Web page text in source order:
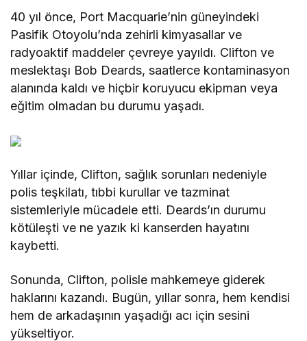
40 yıl önce, Port Macquarie’nin güneyindeki
Pasifik Otoyolu’nda zehirli kimyasallar ve
radyoaktif maddeler çevreye yayıldı. Clifton ve
meslektaşı Bob Deards, saatlerce kontaminasyon
alanında kaldı ve hiçbir koruyucu ekipman veya
eğitim olmadan bu durumu yaşadı.
Yıllar içinde, Clifton, sağlık sorunları nedeniyle
polis teşkilatı, tıbbi kurullar ve tazminat
sistemleriyle mücadele etti. Deards’ın durumu
kötüleşti ve ne yazık ki kanserden hayatını
kaybetti.
Sonunda, Clifton, polisle mahkemeye giderek
haklarını kazandı. Bugün, yıllar sonra, hem kendisi
hem de arkadaşının yaşadığı acı için sesini
yükseltiyor.